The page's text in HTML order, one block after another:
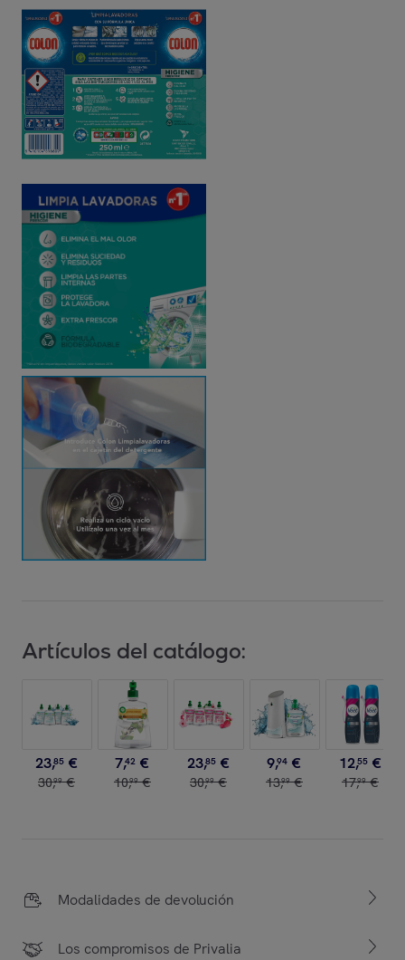
Artículos del catálogo:
23,85 €
30,99 €
7,42 €
10,99 €
23,85 €
30,99 €
9,94 €
13,99 €
12,55 €
17,99 €
Modalidades de devolución
Los compromisos de Privalia